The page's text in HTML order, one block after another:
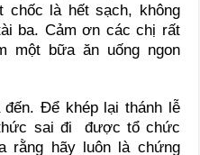
chốc là hết sạch, không
ba. Cảm ơn các chị rất
một bữa ăn uống ngon
Để khép lại thánh lễ
sai đi được tổ chức
rằng hãy luôn là chứng